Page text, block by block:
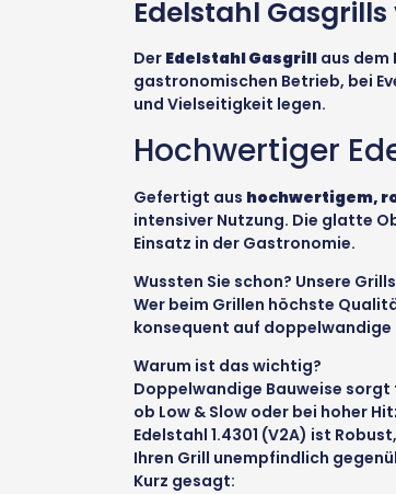
Edelstahl
Der Edelstahl Gasgrill aus dem
gastronomischen Betrieb, bei
und Vielseitigkeit legen.
Hochwertiger
Gefertigt aus hochwertigem,
intensiver Nutzung. Die glatte
Einsatz in der Gastronomie.
Wussten Sie schon? Unsere
Wer beim Grillen höchste
konsequent auf doppelwandige
Warum ist das wichtig?
Doppelwandige Bauweise
ob Low & Slow oder bei hoher
Edelstahl 1.4301 (V2A) ist
Ihren Grill unempfindlich
Kurz gesagt: